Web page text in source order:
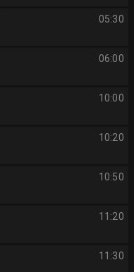
05:30
06:00
10:00
10:20
10:50
11:20
11:30